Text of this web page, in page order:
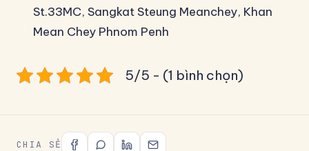
St.33MC, Sangkat Steung Meanchey, Khan
Mean Chey Phnom Penh
5/5 - (1 bình chọn)
CHIA SẺ